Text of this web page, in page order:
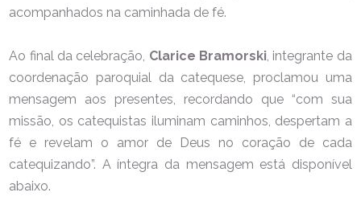
acompanhados na caminhada de fé.
Ao final da celebração, Clarice Bramorski, integrante da
coordenação paroquial da catequese, proclamou uma
mensagem aos presentes, recordando que “com sua
missão, os catequistas iluminam caminhos, despertam a
fé e revelam o amor de Deus no coração de cada
catequizando”. A íntegra da mensagem está disponível
abaixo.